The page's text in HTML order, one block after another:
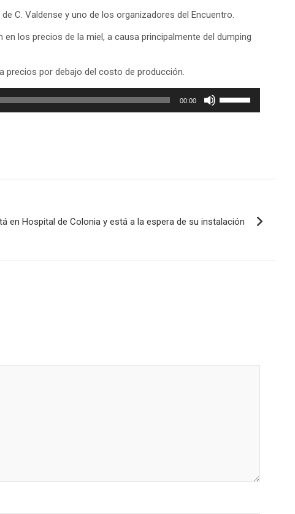
C. Valdense y uno de los organizadores del Encuentro.
los precios de la miel, a causa principalmente del dumping
precios por debajo del costo de producción.
00:00
el
en Hospital de Colonia y está a la espera de su instalación